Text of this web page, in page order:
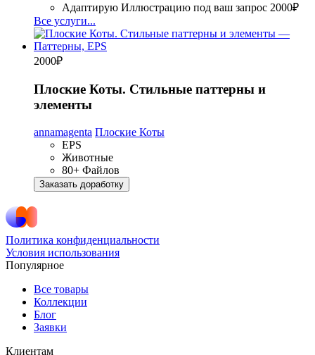
Адаптирую Иллюстрацию под ваш запрос 2000₽
Все услуги...
2000₽
Плоские Коты. Стильные паттерны и
элементы
annamagenta Плоские Коты
EPS
Животные
80+ Файлов
Заказать доработку
Политика конфиденциальности
Условия использования
Популярное
Все товары
Коллекции
Блог
Заявки
Клиентам